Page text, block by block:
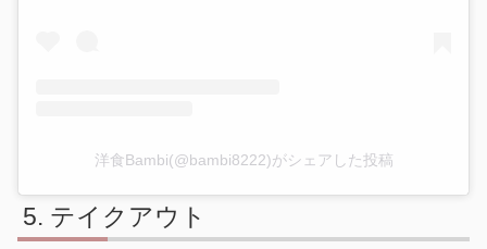
洋食Bambi(@bambi8222)がシェアした投稿
テイクアウト